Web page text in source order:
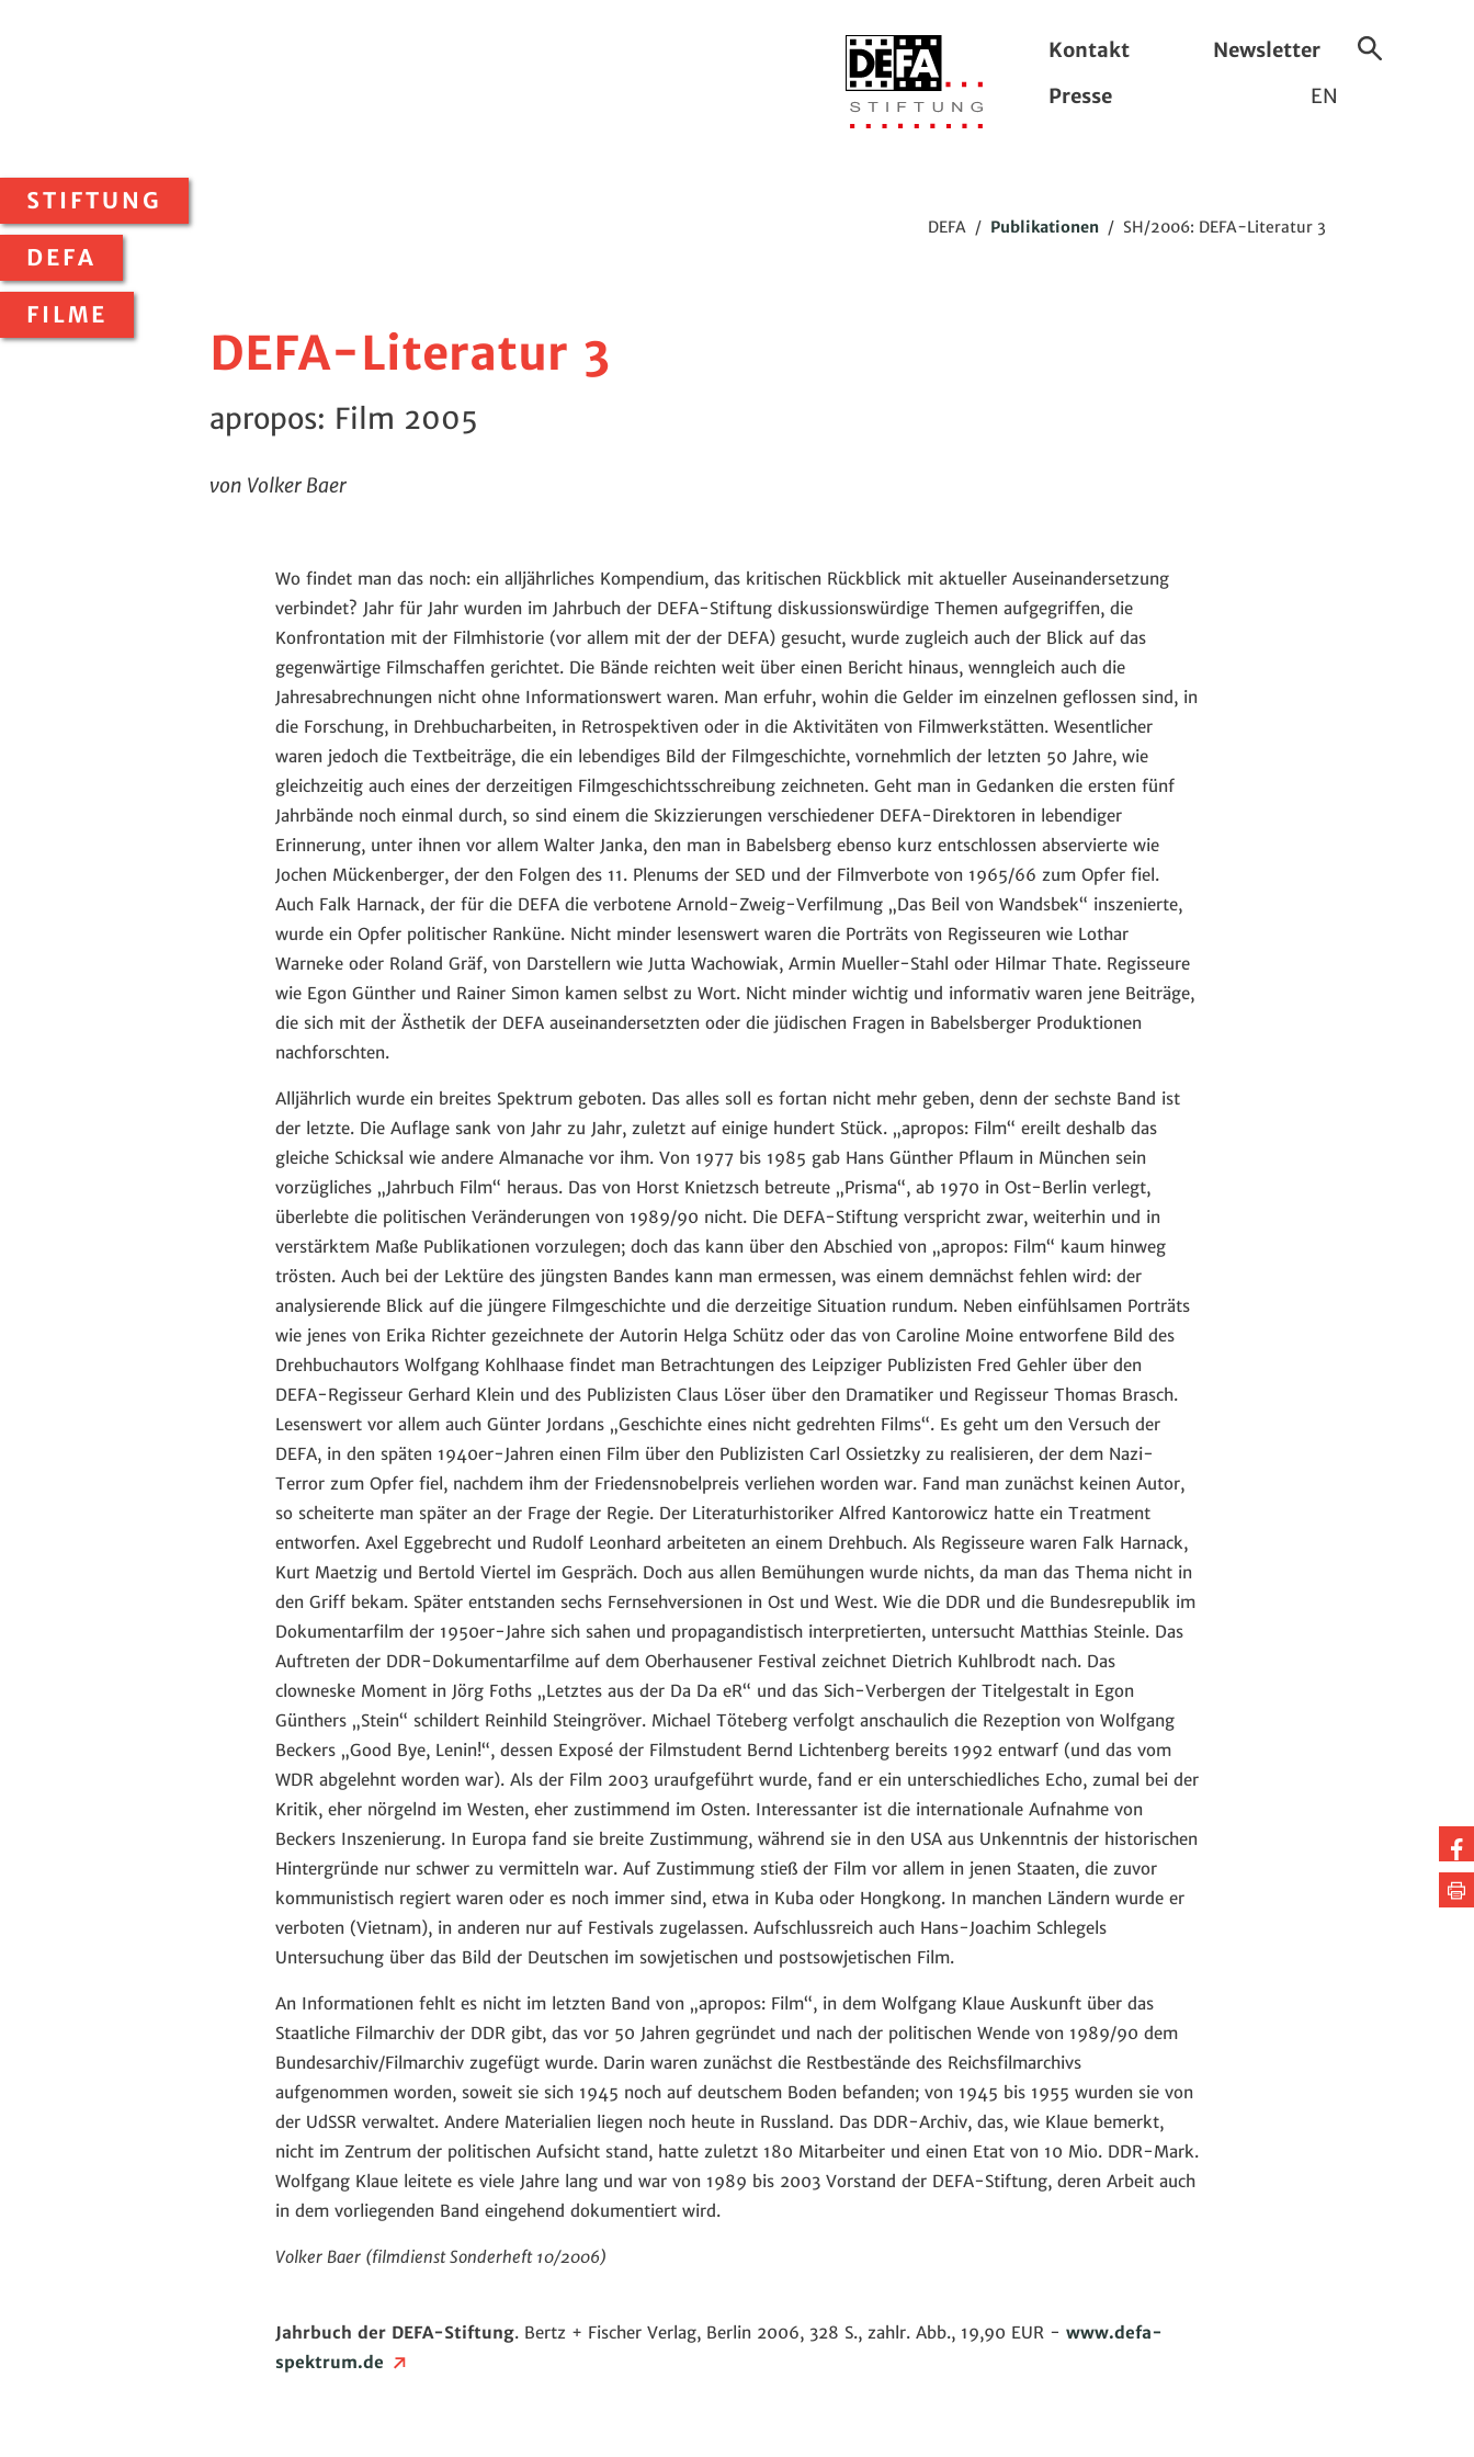
STIFTUNG
DEFA
FILME
Kontakt
Newsletter
Presse
EN
DEFA / Publikationen / SH/2006: DEFA-Literatur 3
DEFA-Literatur 3
apropos: Film 2005
von Volker Baer
Wo findet man das noch: ein alljährliches Kompendium, das kritischen Rückblick mit aktueller Auseinandersetzung
verbindet? Jahr für Jahr wurden im Jahrbuch der DEFA-Stiftung diskussionswürdige Themen aufgegriffen, die
Konfrontation mit der Filmhistorie (vor allem mit der der DEFA) gesucht, wurde zugleich auch der Blick auf das
gegenwärtige Filmschaffen gerichtet. Die Bände reichten weit über einen Bericht hinaus, wenngleich auch die
Jahresabrechnungen nicht ohne Informationswert waren. Man erfuhr, wohin die Gelder im einzelnen geflossen sind, in
die Forschung, in Drehbucharbeiten, in Retrospektiven oder in die Aktivitäten von Filmwerkstätten. Wesentlicher
waren jedoch die Textbeiträge, die ein lebendiges Bild der Filmgeschichte, vornehmlich der letzten 50 Jahre, wie
gleichzeitig auch eines der derzeitigen Filmgeschichtsschreibung zeichneten. Geht man in Gedanken die ersten fünf
Jahrbände noch einmal durch, so sind einem die Skizzierungen verschiedener DEFA-Direktoren in lebendiger
Erinnerung, unter ihnen vor allem Walter Janka, den man in Babelsberg ebenso kurz entschlossen abservierte wie
Jochen Mückenberger, der den Folgen des 11. Plenums der SED und der Filmverbote von 1965/66 zum Opfer fiel.
Auch Falk Harnack, der für die DEFA die verbotene Arnold-Zweig-Verfilmung „Das Beil von Wandsbek“ inszenierte,
wurde ein Opfer politischer Ranküne. Nicht minder lesenswert waren die Porträts von Regisseuren wie Lothar
Warneke oder Roland Gräf, von Darstellern wie Jutta Wachowiak, Armin Mueller-Stahl oder Hilmar Thate. Regisseure
wie Egon Günther und Rainer Simon kamen selbst zu Wort. Nicht minder wichtig und informativ waren jene Beiträge,
die sich mit der Ästhetik der DEFA auseinandersetzten oder die jüdischen Fragen in Babelsberger Produktionen
nachforschten.
Alljährlich wurde ein breites Spektrum geboten. Das alles soll es fortan nicht mehr geben, denn der sechste Band ist
der letzte. Die Auflage sank von Jahr zu Jahr, zuletzt auf einige hundert Stück. „apropos: Film“ ereilt deshalb das
gleiche Schicksal wie andere Almanache vor ihm. Von 1977 bis 1985 gab Hans Günther Pflaum in München sein
vorzügliches „Jahrbuch Film“ heraus. Das von Horst Knietzsch betreute „Prisma“, ab 1970 in Ost-Berlin verlegt,
überlebte die politischen Veränderungen von 1989/90 nicht. Die DEFA-Stiftung verspricht zwar, weiterhin und in
verstärktem Maße Publikationen vorzulegen; doch das kann über den Abschied von „apropos: Film“ kaum hinweg
trösten. Auch bei der Lektüre des jüngsten Bandes kann man ermessen, was einem demnächst fehlen wird: der
analysierende Blick auf die jüngere Filmgeschichte und die derzeitige Situation rundum. Neben einfühlsamen Porträts
wie jenes von Erika Richter gezeichnete der Autorin Helga Schütz oder das von Caroline Moine entworfene Bild des
Drehbuchautors Wolfgang Kohlhaase findet man Betrachtungen des Leipziger Publizisten Fred Gehler über den
DEFA-Regisseur Gerhard Klein und des Publizisten Claus Löser über den Dramatiker und Regisseur Thomas Brasch.
Lesenswert vor allem auch Günter Jordans „Geschichte eines nicht gedrehten Films“. Es geht um den Versuch der
DEFA, in den späten 1940er-Jahren einen Film über den Publizisten Carl Ossietzky zu realisieren, der dem Nazi-
Terror zum Opfer fiel, nachdem ihm der Friedensnobelpreis verliehen worden war. Fand man zunächst keinen Autor,
so scheiterte man später an der Frage der Regie. Der Literaturhistoriker Alfred Kantorowicz hatte ein Treatment
entworfen. Axel Eggebrecht und Rudolf Leonhard arbeiteten an einem Drehbuch. Als Regisseure waren Falk Harnack,
Kurt Maetzig und Bertold Viertel im Gespräch. Doch aus allen Bemühungen wurde nichts, da man das Thema nicht in
den Griff bekam. Später entstanden sechs Fernsehversionen in Ost und West. Wie die DDR und die Bundesrepublik im
Dokumentarfilm der 1950er-Jahre sich sahen und propagandistisch interpretierten, untersucht Matthias Steinle. Das
Auftreten der DDR-Dokumentarfilme auf dem Oberhausener Festival zeichnet Dietrich Kuhlbrodt nach. Das
clowneske Moment in Jörg Foths „Letztes aus der Da Da eR“ und das Sich-Verbergen der Titelgestalt in Egon
Günthers „Stein“ schildert Reinhild Steingröver. Michael Töteberg verfolgt anschaulich die Rezeption von Wolfgang
Beckers „Good Bye, Lenin!“, dessen Exposé der Filmstudent Bernd Lichtenberg bereits 1992 entwarf (und das vom
WDR abgelehnt worden war). Als der Film 2003 uraufgeführt wurde, fand er ein unterschiedliches Echo, zumal bei der
Kritik, eher nörgelnd im Westen, eher zustimmend im Osten. Interessanter ist die internationale Aufnahme von
Beckers Inszenierung. In Europa fand sie breite Zustimmung, während sie in den USA aus Unkenntnis der historischen
Hintergründe nur schwer zu vermitteln war. Auf Zustimmung stieß der Film vor allem in jenen Staaten, die zuvor
kommunistisch regiert waren oder es noch immer sind, etwa in Kuba oder Hongkong. In manchen Ländern wurde er
verboten (Vietnam), in anderen nur auf Festivals zugelassen. Aufschlussreich auch Hans-Joachim Schlegels
Untersuchung über das Bild der Deutschen im sowjetischen und postsowjetischen Film.
An Informationen fehlt es nicht im letzten Band von „apropos: Film“, in dem Wolfgang Klaue Auskunft über das
Staatliche Filmarchiv der DDR gibt, das vor 50 Jahren gegründet und nach der politischen Wende von 1989/90 dem
Bundesarchiv/Filmarchiv zugefügt wurde. Darin waren zunächst die Restbestände des Reichsfilmarchivs
aufgenommen worden, soweit sie sich 1945 noch auf deutschem Boden befanden; von 1945 bis 1955 wurden sie von
der UdSSR verwaltet. Andere Materialien liegen noch heute in Russland. Das DDR-Archiv, das, wie Klaue bemerkt,
nicht im Zentrum der politischen Aufsicht stand, hatte zuletzt 180 Mitarbeiter und einen Etat von 10 Mio. DDR-Mark.
Wolfgang Klaue leitete es viele Jahre lang und war von 1989 bis 2003 Vorstand der DEFA-Stiftung, deren Arbeit auch
in dem vorliegenden Band eingehend dokumentiert wird.
Volker Baer (filmdienst Sonderheft 10/2006)
Jahrbuch der DEFA-Stiftung. Bertz + Fischer Verlag, Berlin 2006, 328 S., zahlr. Abb., 19,90 EUR - www.defa-
spektrum.de